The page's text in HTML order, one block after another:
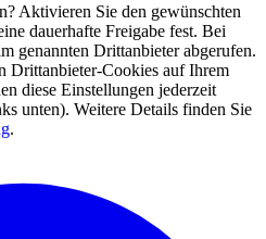
Aktivieren Sie den gewünschten
dauerhafte Freigabe fest. Bei
genannten Drittanbieter abgerufen.
Drittanbieter-Cookies auf Ihrem
diese Einstellungen jederzeit
unten). Weitere Details finden Sie
.